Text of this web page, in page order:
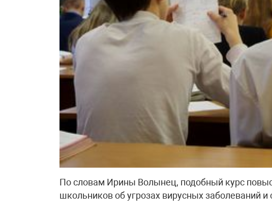
По словам Ирины Волынец, подобный курс
школьников об угрозах вирусных заболеваний